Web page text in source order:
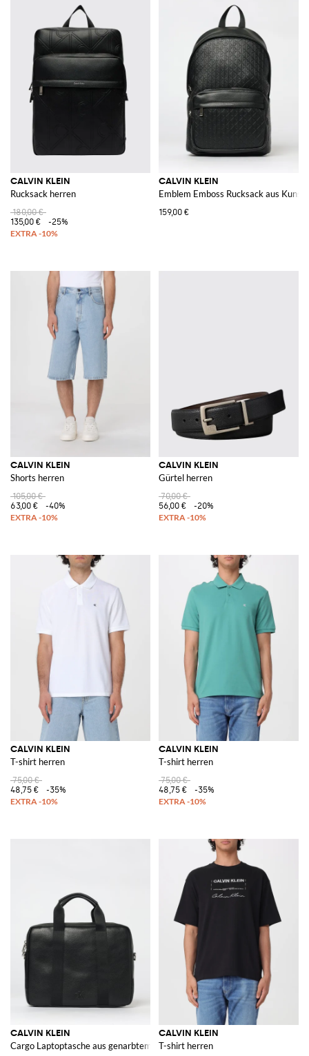
CALVIN KLEIN
Rucksack herren
180,00 €
135,00 €
-25%
CALVIN KLEIN
Emblem Emboss Rucksack aus
159,00 €
CALVIN KLEIN
Shorts herren
105,00 €
63,00 €
-40%
CALVIN KLEIN
Gürtel herren
70,00 €
56,00 €
-20%
CALVIN KLEIN
T-shirt herren
75,00 €
48,75 €
-35%
CALVIN KLEIN
T-shirt herren
75,00 €
48,75 €
-35%
CALVIN KLEIN
Cargo Laptoptasche aus genarbtem Kunstleder
CALVIN KLEIN
T-shirt herren